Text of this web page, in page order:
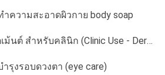
ความสะอาดผิวกาย body soap
สูตรรับผลิตครีม ทรีตเม้นต์ สำหรับคลินิก (Clinic Use - Dermatologist)
รุงรอบดวงตา (eye care)